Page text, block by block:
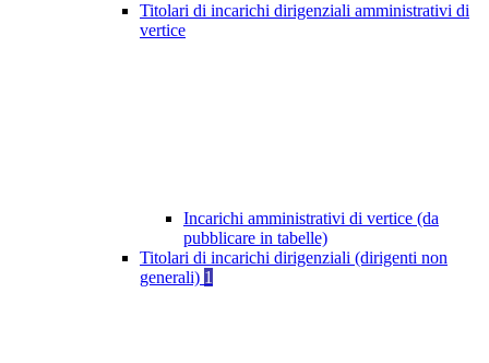
Titolari di incarichi dirigenziali amministrativi di
vertice
Incarichi amministrativi di vertice (da
pubblicare in tabelle)
Titolari di incarichi dirigenziali (dirigenti non
generali) 1